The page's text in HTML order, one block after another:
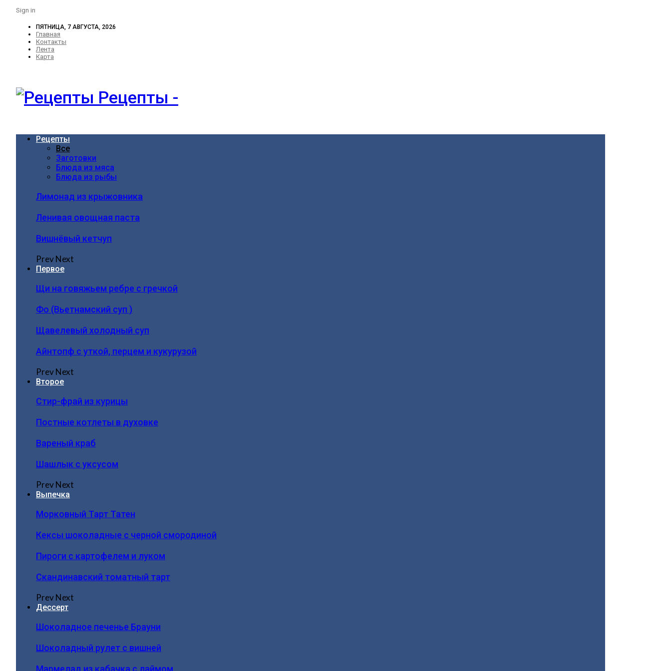
Sign in
ПЯТНИЦА, 7 АВГУСТА, 2026
Главная
Контакты
Лента
Карта
Рецепты -
Рецепты
Все
Заготовки
Блюда из мяса
Блюда из рыбы
Лимонад из крыжовника
Ленивая овощная паста
Вишнёвый кетчуп
PrevNext
Первое
Щи на говяжьем ребре с гречкой
Фо (Вьетнамский суп )
Щавелевый холодный суп
Айнтопф с уткой, перцем и кукурузой
PrevNext
Второе
Стир-фрай из курицы
Постные котлеты в духовке
Вареный краб
Шашлык с уксусом
PrevNext
Выпечка
Морковный Тарт Татен
Кексы шоколадные с черной смородиной
Пироги c картофелем и луком
Скандинавский томатный тарт
PrevNext
Дессерт
Шоколадное печенье Брауни
Шоколадный рулет с вишней
Мармелад из кабачка с лаймом